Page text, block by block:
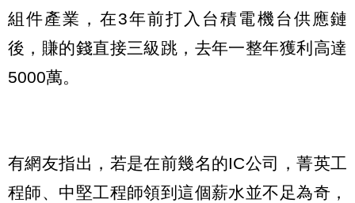
組件產業，在3年前打入台積電機台供應鏈
後，賺的錢直接三級跳，去年一整年獲利高達
5000萬。
有網友指出，若是在前幾名的IC公司，菁英工
程師、中堅工程師領到這個薪水並不足為奇，